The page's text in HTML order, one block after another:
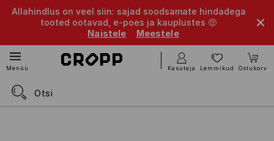
Allahindlus on veel siin: sajad soodsamate hindadega
tooted ootavad, e-poes ja kauplustes 🤑
Naistele
Meestele
Menüü Kasutaja Lemmikud Ostukorv